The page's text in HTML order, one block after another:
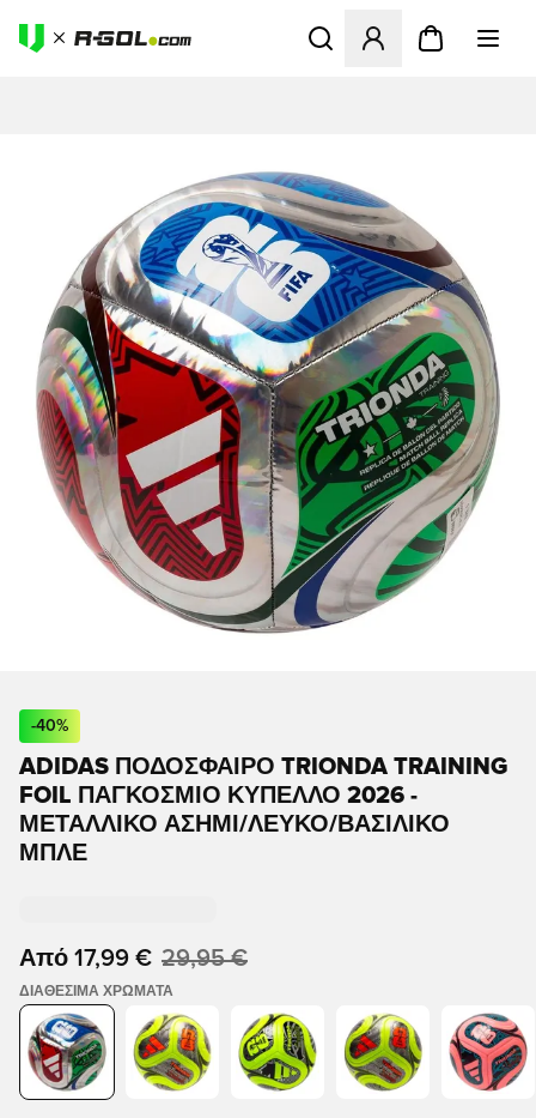
Ανοίγει ένα Modal για να
-40%
ADIDAS ΠΟΔΟΣΦΑΙΡΟ TRIONDA TRAINING
FOIL ΠΑΓΚΌΣΜΙΟ ΚΎΠΕΛΛΟ 2026 -
ΜΕΤΑΛΛΙΚΌ ΑΣΉΜΙ/ΛΕΥΚΌ/ΒΑΣΙΛΙΚΌ
ΜΠΛΕ
Από 17,99 € 29,95 €
ΔΙΑΘΈΣΙΜΑ ΧΡΏΜΑΤΑ